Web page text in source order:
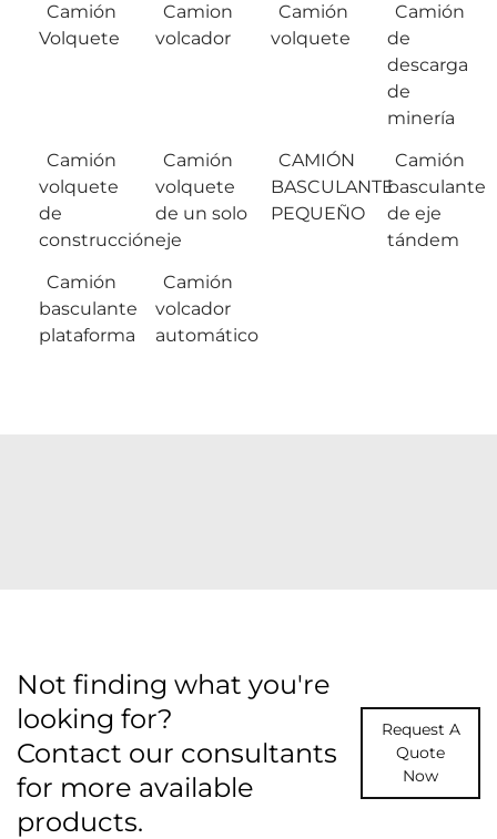
Camión
Volquete
Camion
volcador
Camión
volquete
Camión
de
descarga
de
minería
Camión
volquete
de
construcción
Camión
volquete
de un solo
eje
CAMIÓN
BASCULANTE
PEQUEÑO
Camión
basculante
de eje
tándem
Camión
basculante
plataforma
Camión
volcador
automático
Not finding what you're
looking for?
Contact our consultants
for more available
products.
Request A
Quote
Now